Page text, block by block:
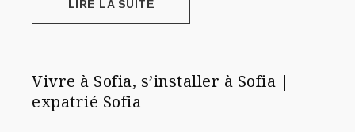
LIRE LA SUITE
Vivre à Sofia, s’installer à Sofia |
expatrié Sofia